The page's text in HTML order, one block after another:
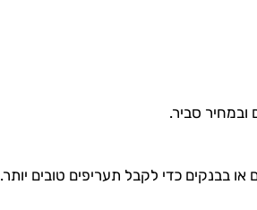
ובמחיר סביר.
בבנקים כדי לקבל תעריפים טובים יותר.